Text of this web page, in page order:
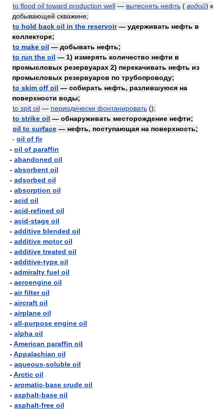
to flood oil toward production well — вытеснять нефть ( водой) к
добывающей скважине;
to hold back oil in the reservoir— удерживать нефть в
коллекторе;
to make oil — добывать нефть;
to run the oil — 1) измерять количество нефти в
промысловых резервуарах 2) перекачивать нефть из
промысловых резервуаров по трубопроводу;
to skim off oil — собирать нефть, разлившуюся на
поверхности воды;
to spit oil — периодически фонтанировать ();
to strike oil — обнаруживать месторождение нефти;
oil to surface — нефть, поступающая на поверхность;
- oil of fir
- oil of paraffin
- abandoned oil
- absorbent oil
- adsorbed oil
- absorption oil
- acid oil
- acid-refined oil
- acid-stage oil
- additive blended oil
- additive motor oil
- additive treated oil
- additive-type oil
- admiralty fuel oil
- aeroengine oil
- air filter oil
- aircraft oil
- airplane oil
- all-purpose engine oil
- alpha oil
-American paraffin oil
-Appalachian oil
- aqueous-soluble oil
-Arctic oil
- aromatic-base crude oil
- asphalt-base oil
- asphalt-free oil